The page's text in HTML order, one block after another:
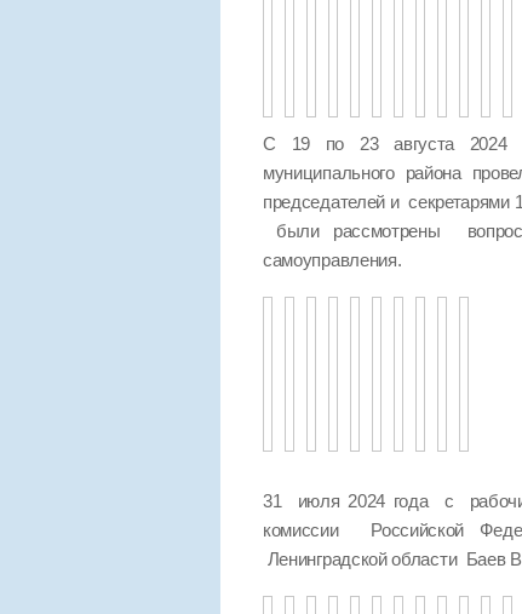
С 19 по 23 августа 2024
муниципального района
председателей и секретарями
были рассмотрены
самоуправления.
31 июля 2024 года с
комиссии Российской
Ленинградской области Баев